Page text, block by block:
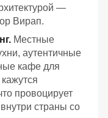
—
Вирап.
Местные
аутентичные
кафе для
провоцирует
страны со